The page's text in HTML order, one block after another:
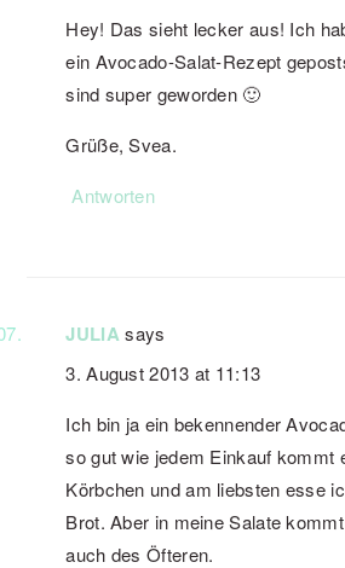
Hey! Das sieht lecker aus! Ich
ein Avocado-Salat-Rezept
sind super geworden 🙂
Grüße, Svea.
Antworten
JULIA says
3. August 2013 at 11:13
Ich bin ja ein bekennender
so gut wie jedem Einkauf kommt
Körbchen und am liebsten esse
Brot. Aber in meine Salate
auch des Öfteren.